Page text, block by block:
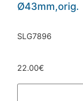
Ø43mm,orig.
SLG7896
22.00€